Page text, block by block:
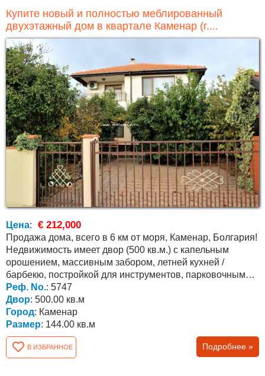
Купите новый и полностью меблированный
двухэтажный дом в квартале Каменар (г....
Цена: € 212,000
Продажа дома, всего в 6 км от моря, Каменар, Болгария!
Недвижимость имеет двор (500 кв.м.) с капельным
орошением, массивным забором, летней кухней /
барбекю, постройкой для инструментов, парковочным
местом...
Реф. No.: 5747
Двор: 500.00 кв.м
Город: Каменар
Размер: 144.00 кв.м
В ИЗБРАННОЕ Подробнее »